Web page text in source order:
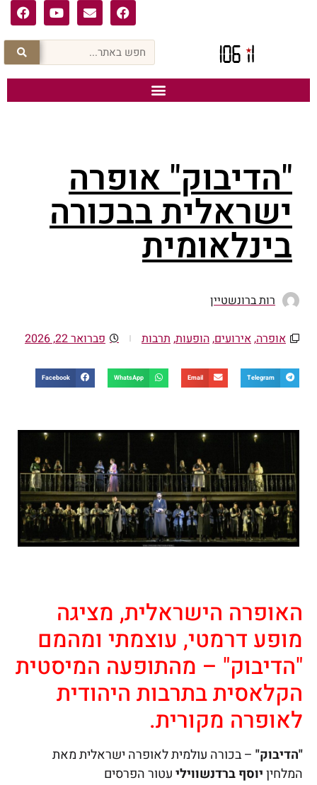
"הדיבוק" אופרה
ישראלית בבכורה
בינלאומית
רות ברונשטיין
אופרה,אירועים,הופעות, תרבות פברואר 22, 2026
Telegram
Email
WhatsApp
Facebook
האופרה הישראלית, מציגה
מופע דרמטי, עוצמתי ומהמם
"הדיבוק" – מהתופעה המיסטית
הקלאסית בתרבות היהודית
לאופרה מקורית.
"הדיבוק" – בכורה עולמית לאופרה ישראלית מאת
המלחיןיוסף ברדנשוויליעטור הפרסים